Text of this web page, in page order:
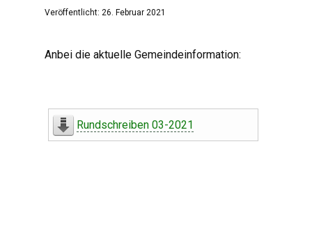
Veröffentlicht: 26. Februar 2021
Anbei die aktuelle Gemeindeinformation:
Rundschreiben 03-2021